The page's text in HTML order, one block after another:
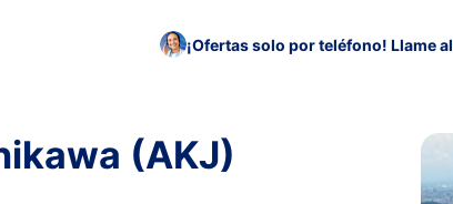
¡Ofertas solo por teléfono! Llame al
(AKJ)